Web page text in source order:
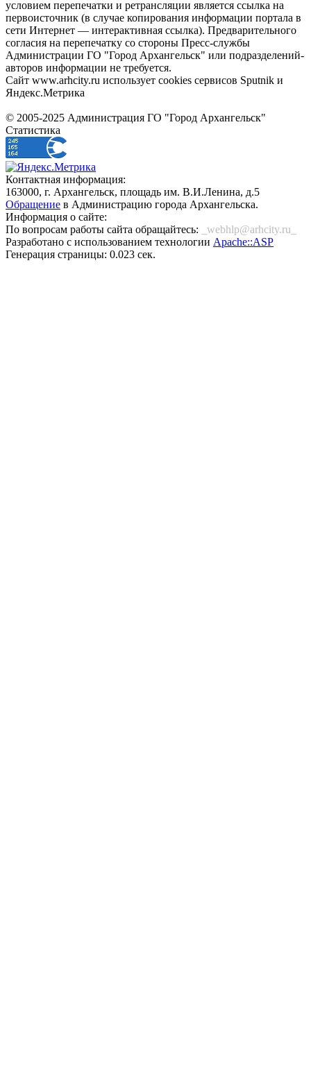
условием перепечатки и ретрансляции является ссылка на
первоисточник (в случае копирования информации портала в
сети Интернет — интерактивная ссылка). Предварительного
согласия на перепечатку со стороны Пресс-службы
Администрации ГО "Город Архангельск" или подразделений-
авторов информации не требуется.
Сайт www.arhcity.ru использует cookies сервисов Sputnik и
Яндекс.Метрика
© 2005-2025 Администрация ГО "Город Архангельск"
Статистика
Контактная информация:
163000, г. Архангельск, площадь им. В.И.Ленина, д.5
Обращение в Администрацию города Архангельска.
Информация о сайте:
По вопросам работы сайта обращайтесь:
_webhlp@arhcity.ru_
Разработано с использованием технологии Apache::ASP
Генерация страницы: 0.023 сек.